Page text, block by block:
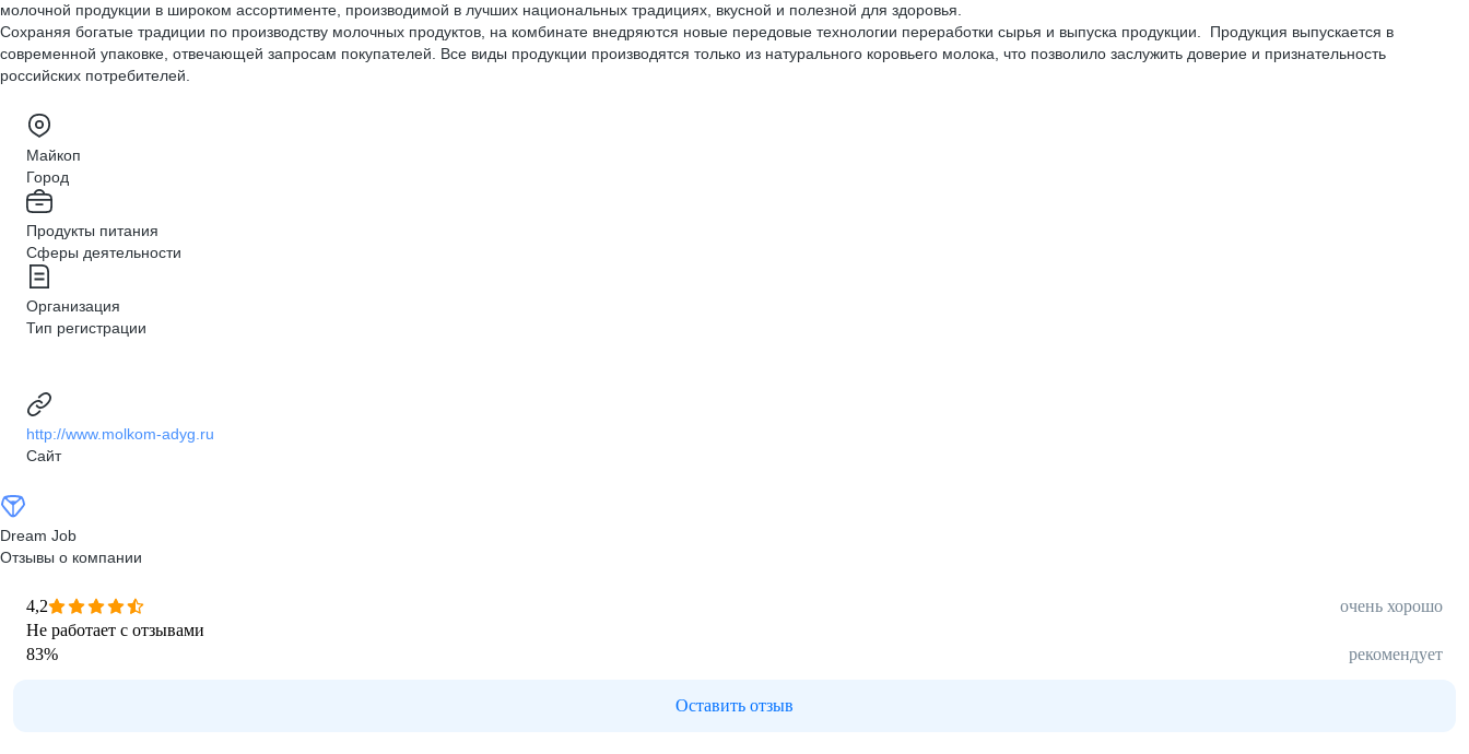
молочной продукции в широком ассортименте, производимой в лучших национальных традициях, вкусной и полезной для здоровья.
Сохраняя богатые традиции по производству молочных продуктов, на комбинате внедряются новые передовые технологии переработки сырья и выпуска продукции. Продукция выпускается в
современной упаковке, отвечающей запросам покупателей. Все виды продукции производятся только из натурального коровьего молока, что позволило заслужить доверие и признательность
российских потребителей.
Майкоп
Город
Продукты питания
Сферы деятельности
Организация
Тип регистрации
http://www.molkom-adyg.ru
Сайт
Dream Job
Отзывы о компании
4,2
очень хорошо
Не работает с отзывами
83% рекомендует
Оставить отзыв